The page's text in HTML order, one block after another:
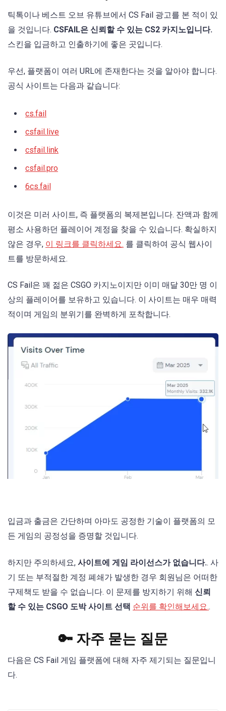
틱톡이나 베스트 오브 유튜브에서 CS Fail 광고를 본 적이 있
을 것입니다. CSFAIL은 신뢰할 수 있는 CS2 카지노입니다.
스킨을 입금하고 인출하기에 좋은 곳입니다.
우선, 플랫폼이 여러 URL에 존재한다는 것을 알아야 합니다.
공식 사이트는 다음과 같습니다:
cs.fail
csfail.live
csfail.link
csfail.pro
6cs.fail
이것은 미러 사이트, 즉 플랫폼의 복제본입니다. 잔액과 함께
평소 사용하던 플레이어 계정을 찾을 수 있습니다. 확실하지
않은 경우, 이 링크를 클릭하세요. 를 클릭하여 공식 웹사이
트를 방문하세요.
CS Fail은 꽤 젊은 CSGO 카지노이지만 이미 매달 30만 명 이
상의 플레이어를 보유하고 있습니다. 이 사이트는 매우 매력
적이며 게임의 분위기를 완벽하게 포착합니다.
입금과 출금은 간단하며 아마도 공정한 기술이 플랫폼의 모
든 게임의 공정성을 증명할 것입니다.
하지만 주의하세요, 사이트에 게임 라이선스가 없습니다.. 사
기 또는 부적절한 계정 폐쇄가 발생한 경우 회원님은 어떠한
구제책도 받을 수 없습니다. 이 문제를 방지하기 위해 신뢰
할 수 있는 CSGO 도박 사이트 선택 순위를 확인해보세요..
🔑 자주 묻는 질문
다음은 CS Fail 게임 플랫폼에 대해 자주 제기되는 질문입니
다.